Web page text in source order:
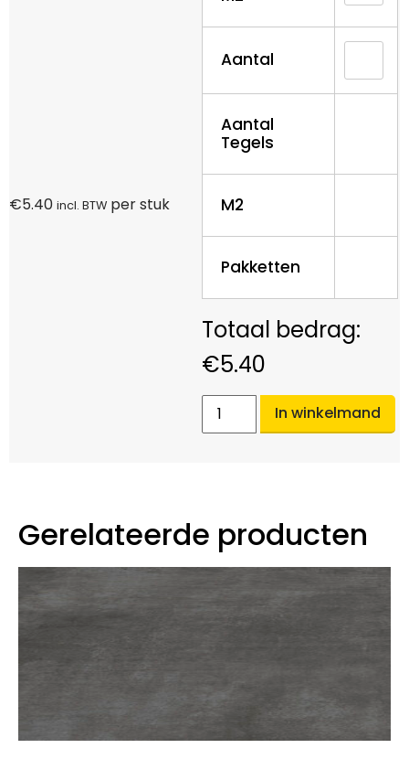
€5.40 incl. BTW per stuk
Aantal
Aantal
Tegels
M2
Pakketten
€5.40
In winkelmand
Gerelateerde producten